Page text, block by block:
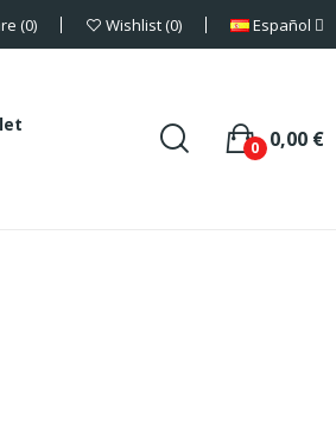
0 Wishlist 0 Español
0,00 €
0